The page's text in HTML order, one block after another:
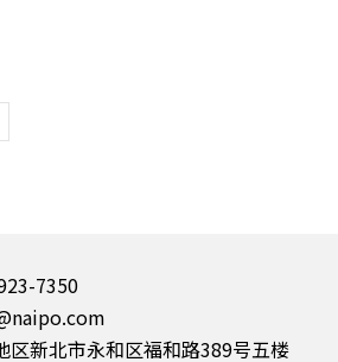
7350
区新北市永和区福和路389号五楼